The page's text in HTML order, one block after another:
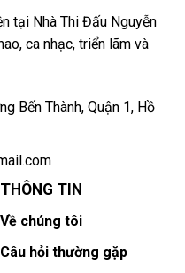
tại Nhà Thi Đấu Nguyễn
ca nhạc, triển lãm và
Bến Thành, Quận 1, Hồ
THÔNG TIN
Về chúng tôi
Câu hỏi thường gặp